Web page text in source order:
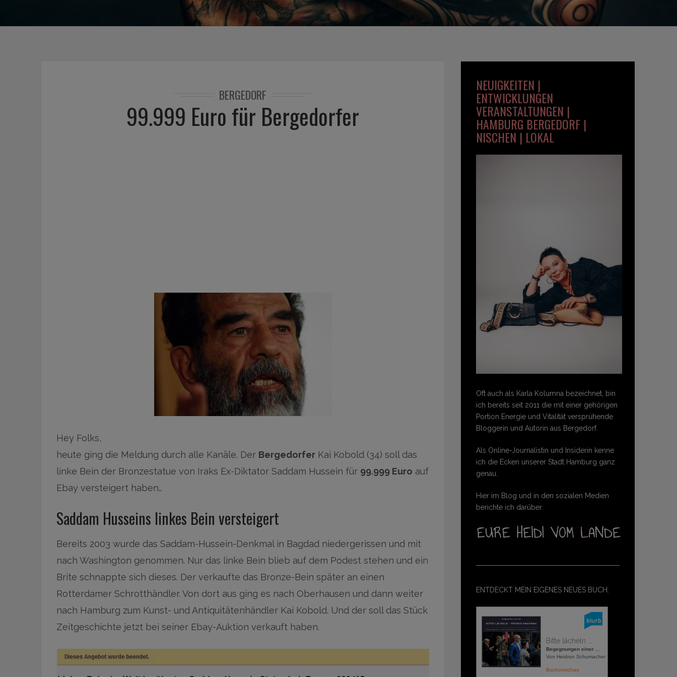
BERGEDORF
99.999 Euro für Bergedorfer
Hey Folks,
heute ging die Meldung durch alle Kanäle. Der Bergedorfer Kai Kobold (34) soll das
linke Bein der Bronzestatue von Iraks Ex-Diktator Saddam Hussein für 99.999 Euro auf
Ebay versteigert haben…
Saddam Husseins linkes Bein versteigert
Bereits 2003 wurde das Saddam-Hussein-Denkmal in Bagdad niedergerissen und mit
nach Washington genommen. Nur das linke Bein blieb auf dem Podest stehen und ein
Brite schnappte sich dieses. Der verkaufte das Bronze-Bein später an einen
Rotterdamer Schrotthändler. Von dort aus ging es nach Oberhausen und dann weiter
nach Hamburg zum Kunst- und Antiquitätenhändler Kai Kobold. Und der soll das Stück
Zeitgeschichte jetzt bei seiner Ebay-Auktion verkauft haben.
NEUIGKEITEN |
ENTWICKLUNGEN
VERANSTALTUNGEN |
HAMBURG BERGEDORF |
NISCHEN | LOKAL
Oft auch als Karla Kolumna bezeichnet, bin
ich bereits seit 2011 die mit einer gehörigen
Portion Energie und Vitalität versprühende
Bloggerin und Autorin aus Bergedorf.
Als Online-Journalistin und Insiderin kenne
ich die Ecken unserer Stadt Hamburg ganz
genau.
Hier im Blog und in den sozialen Medien
berichte ich darüber.
ENTDECKT MEIN EIGENES NEUES BUCH:
Bitte lächeln ...
Begegnungen einer ...
Von Heidrun Schumacher
Buchvorschau